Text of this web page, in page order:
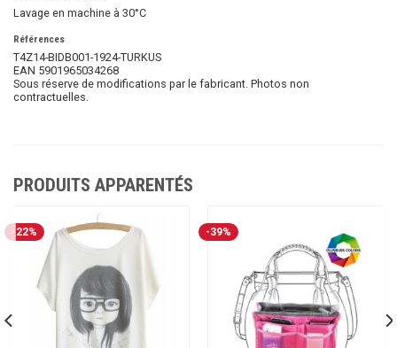
Lavage en machine à 30°C
Références
T4Z14-BIDB001-1924-TURKUS
EAN 5901965034268
Sous réserve de modifications par le fabricant. Photos non
contractuelles.
PRODUITS APPARENTÉS
-22% -39%